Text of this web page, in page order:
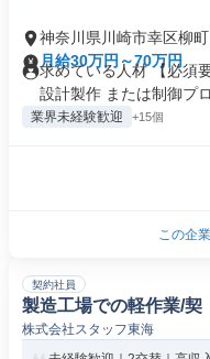
神奈川県川崎市幸区柳町
月給30万円～70万円
求めている人材 【必須
設計製作 または制御プロ
業界未経験歓迎 +15個
この企
契約社員
製造工場での軽作業/契
株式会社スタッフ東海